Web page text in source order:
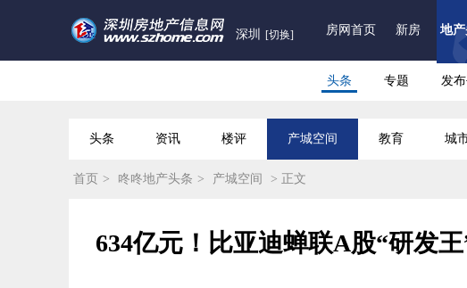
深圳 [切换] 房网首页 新房 地
头条 专题 发
头条 资讯 楼评 产城空间 教育 城
首页 > 咚咚地产头条 > 产城空间 > 正文
634亿元！比亚迪蝉联A股“研发王